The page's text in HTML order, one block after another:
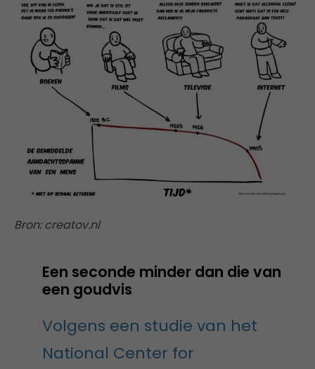
Bron: creatov.nl
Een seconde minder dan die van
een goudvis
Volgens een studie van het
National Center for